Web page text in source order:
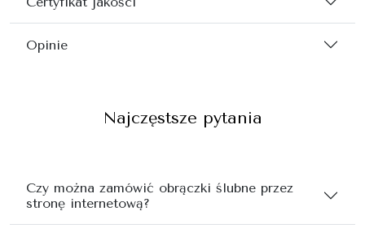
Opinie
Najczęstsze pytania
Czy można zamówić obrączki ślubne przez
stronę internetową?